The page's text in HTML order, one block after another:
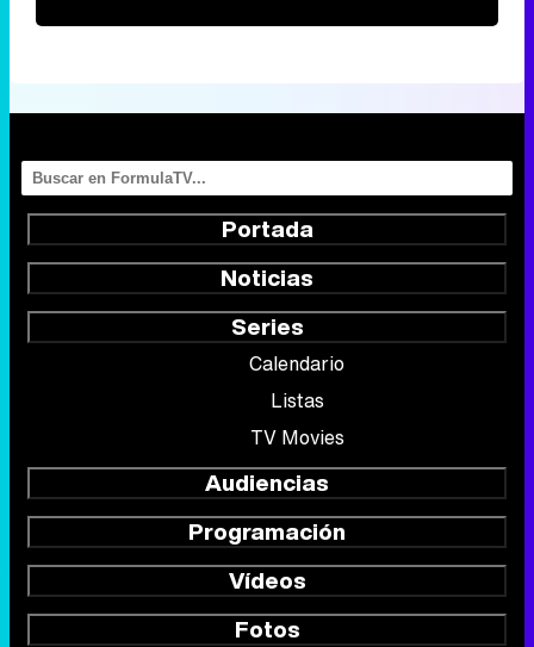
Portada
Noticias
Series
Calendario
Listas
TV Movies
Audiencias
Programación
Vídeos
Fotos